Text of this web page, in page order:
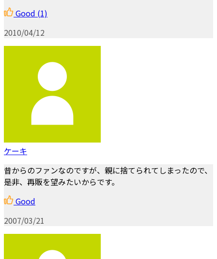
Good (1)
2010/04/12
ケーキ
昔からのファンなのですが、親に捨てられてしまったので、
是非、再販を望みたいからです。
Good
2007/03/21